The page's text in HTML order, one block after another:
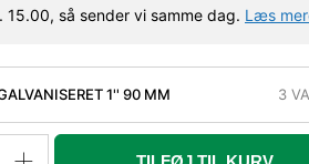
15.00, så sender vi samme dag. Læs
1'' 90 MM 3